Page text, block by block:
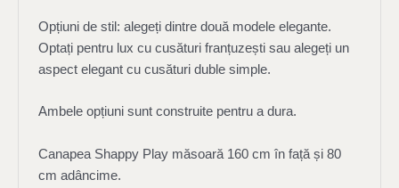
Opțiuni de stil: alegeți dintre două modele elegante.
Optați pentru lux cu cusături franțuzești sau alegeți un
aspect elegant cu cusături duble simple.
Ambele opțiuni sunt construite pentru a dura.
Canapea Shappy Play măsoară 160 cm în față și 80
cm adâncime.